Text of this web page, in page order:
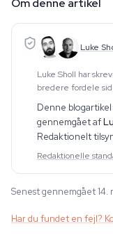
Om denne artikel
Luke
Luke Sholl har
bredere fordele
med dyrkning —
Denne
gennemgået af
Redaktionelt
Redaktionelle
Senest gennemgået 14.
Har du fundet en fejl?